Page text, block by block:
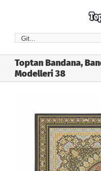
Git...
Toptan Bandana,
Modelleri 38